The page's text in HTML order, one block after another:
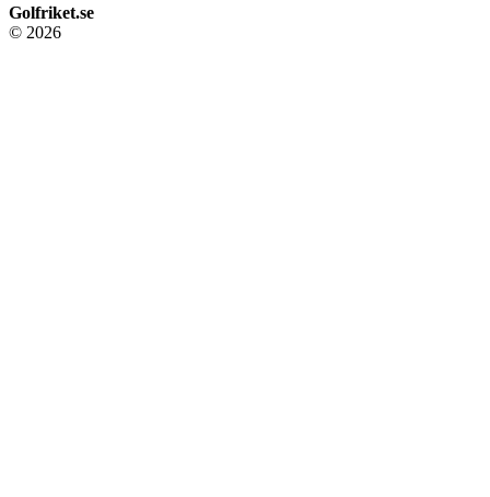
Golfriket.se
© 2026